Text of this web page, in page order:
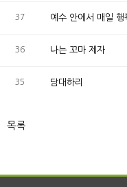
37 예수 안에서 매일
36 나는 꼬마 제자
35 담대하리
목록